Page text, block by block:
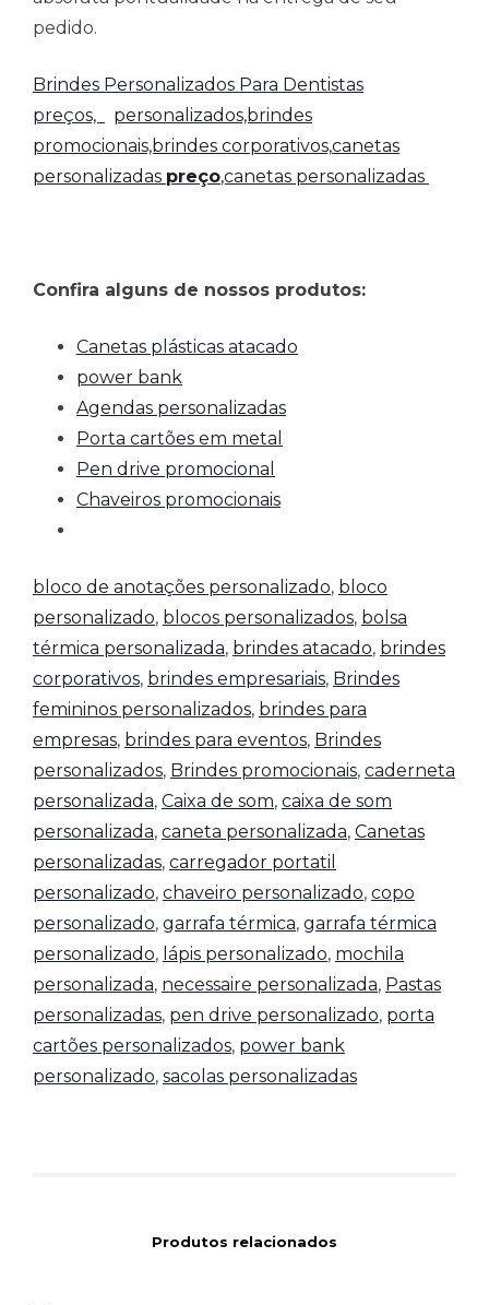
pedido.
Brindes Personalizados Para Dentistas
preços,
personalizados,brindes
promocionais,brindes corporativos,canetas
personalizadas preço,canetas personalizadas
Confira alguns de nossos produtos:
Canetas plásticas atacado
power bank
Agendas personalizadas
Porta cartões em metal
Pen drive promocional
Chaveiros promocionais
bloco de anotações personalizado, bloco
personalizado, blocos personalizados, bolsa
térmica personalizada, brindes atacado, brindes
corporativos, brindes empresariais, Brindes
femininos personalizados, brindes para
empresas, brindes para eventos, Brindes
personalizados, Brindes promocionais, caderneta
personalizada, Caixa de som, caixa de som
personalizada, caneta personalizada, Canetas
personalizadas, carregador portatil
personalizado, chaveiro personalizado, copo
personalizado, garrafa térmica, garrafa térmica
personalizado, lápis personalizado, mochila
personalizada, necessaire personalizada, Pastas
personalizadas, pen drive personalizado, porta
cartões personalizados, power bank
personalizado, sacolas personalizadas
Produtos relacionados